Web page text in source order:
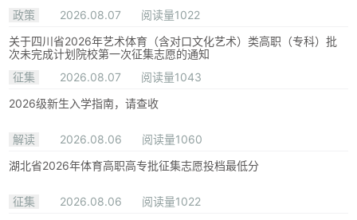
政策
2026.08.07
阅读量1022
关于四川省2026年艺术体育（含对口文化艺术）类高职（专科）批
次未完成计划院校第一次征集志愿的通知
征集
2026.08.07
阅读量1043
2026级新生入学指南，请查收
解读 2026.08.06
阅读量1060
湖北省2026年体育高职高专批征集志愿投档最低分
征集 2026.08.06
阅读量1022